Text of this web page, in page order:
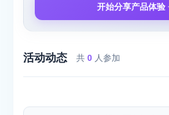
开始分享产品体验
活动动态 共0 人参加